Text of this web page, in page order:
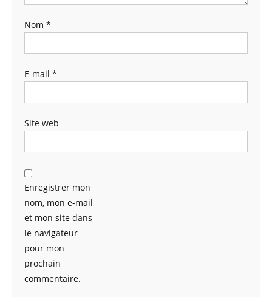
Nom *
E-mail *
Site web
Enregistrer mon
nom, mon e-mail
et mon site dans
le navigateur
pour mon
prochain
commentaire.